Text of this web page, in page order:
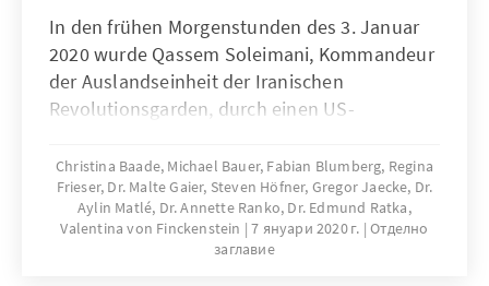
In den frühen Morgenstunden des 3. Januar
2020 wurde Qassem Soleimani, Kommandeur
der Auslandseinheit der Iranischen
Revolutionsgarden, durch einen US-
Regime in Teheran schwor blutige Rache. Ob
mit dem iranischen Beschuss von US-
genutzten Militärbasen im Irak der Nacht zum
8. Januar – und Trumps Verzicht auf
Christina Baade, Michael Bauer, Fabian Blumberg, Regina
Frieser, Dr. Malte Gaier, Steven Höfner, Gregor Jaecke, Dr.
Aylin Matlé, Dr. Annette Ranko, Dr. Edmund Ratka,
Valentina von Finckenstein
7 януари 2020 г. Отделно
заглавие